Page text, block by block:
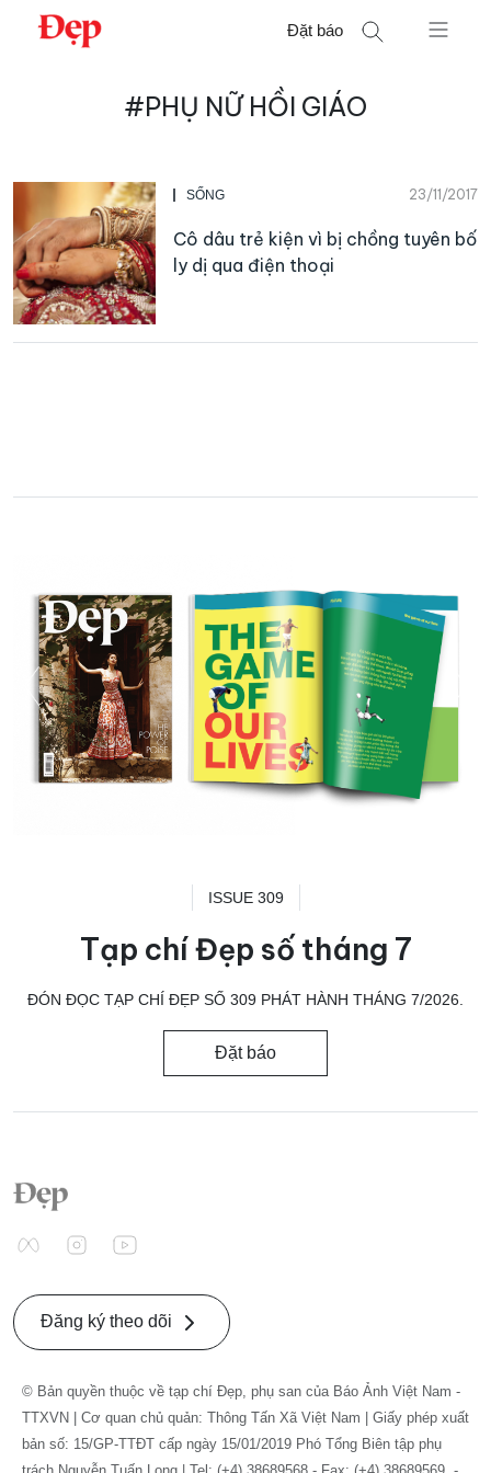
Chuyển
Đặt báo
#PHỤ NỮ HỒI GIÁO
SỐNG 23/11/2017
Cô dâu trẻ kiện vì bị chồng tuyên bố
ly dị qua điện thoại
ISSUE 309
Tạp chí Đẹp số tháng 7
ĐÓN ĐỌC TẠP CHÍ ĐẸP SỐ 309 PHÁT HÀNH THÁNG 7/2026.
Đặt báo
Đăng ký theo dõi
© Bản quyền thuộc về tạp chí Đẹp, phụ san của Báo Ảnh Việt Nam -
TTXVN | Cơ quan chủ quản: Thông Tấn Xã Việt Nam | Giấy phép xuất
bản số: 15/GP-TTĐT cấp ngày 15/01/2019 Phó Tổng Biên tập phụ